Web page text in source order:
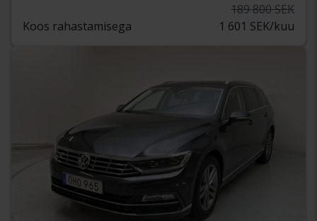
189 800 SEK
Koos rahastamisega
1 601 SEK/kuu